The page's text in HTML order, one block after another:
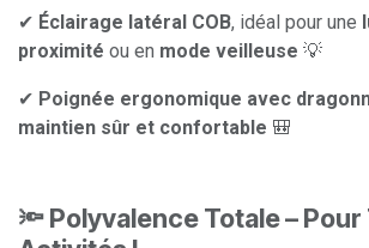
✔ Éclairage latéral COB, idéal pour une
proximité ou en mode veilleuse 💡
✔ Poignée ergonomique avec
maintien sûr et confortable 🎒
🔦 Polyvalence Totale –